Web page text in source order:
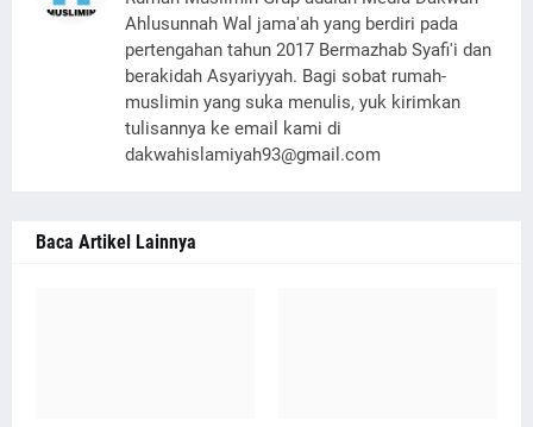
Ahlusunnah Wal jama'ah yang berdiri pada
pertengahan tahun 2017 Bermazhab Syafi'i dan
berakidah Asyariyyah. Bagi sobat rumah-
muslimin yang suka menulis, yuk kirimkan
tulisannya ke email kami di
dakwahislamiyah93@gmail.com
Baca Artikel Lainnya